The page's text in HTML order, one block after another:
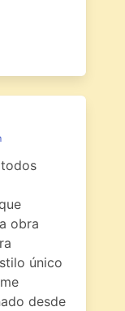
todos
obra
único
desde